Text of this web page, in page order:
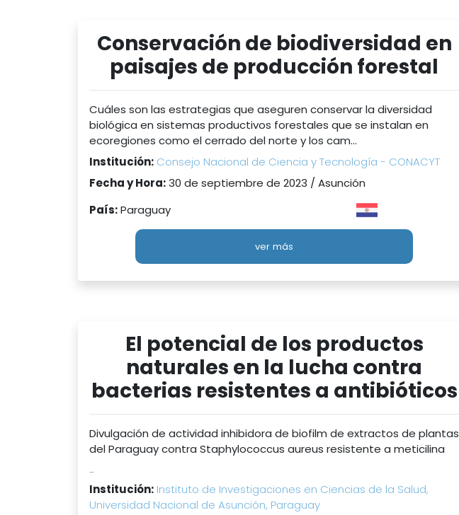
Conservación de biodiversidad en
paisajes de producción forestal
Cuáles son las estrategias que aseguren conservar la diversidad
biológica en sistemas productivos forestales que se instalan en
ecoregiones como el cerrado del norte y los cam...
Institución: Consejo Nacional de Ciencia y Tecnología - CONACYT
Fecha y Hora:30 de septiembre de 2023 / Asunción
País:Paraguay
ver más
El potencial de los productos
naturales en la lucha contra
bacterias resistentes a antibióticos
Divulgación de actividad inhibidora de biofilm de extractos de plantas
del Paraguay contra Staphylococcus aureus resistente a meticilina
...
Institución: Instituto de Investigaciones en Ciencias de la Salud,
Universidad Nacional de Asunción, Paraguay